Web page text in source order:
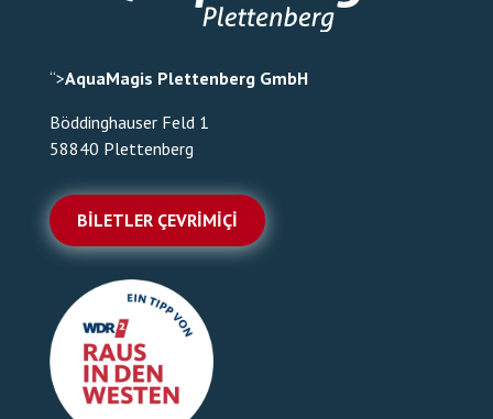
“>AquaMagis Plettenberg GmbH
Böddinghauser Feld 1
58840 Plettenberg
BILETLER ÇEVRIMIÇI